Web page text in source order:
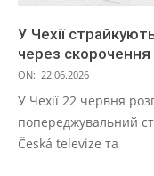
У Чехії
через скорочення
ON: 22.06.2026
У Чехії 22 червня
попереджувальний
Česká televize та